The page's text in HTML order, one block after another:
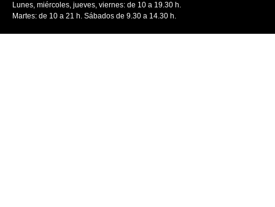
Lunes, miércoles, jueves, viernes: de 10 a 19.30 h.
Martes: de 10 a 21 h. Sábados de 9.30 a 14.30 h.